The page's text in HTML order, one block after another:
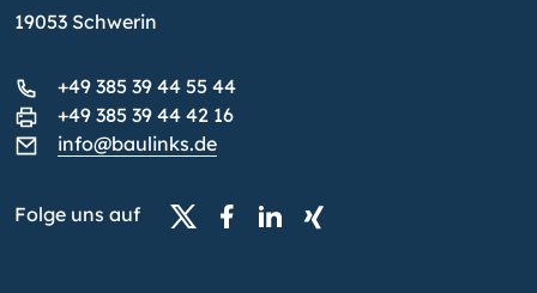
19053 Schwerin
+49 385 39 44 55 44
+49 385 39 44 42 16
info@baulinks.de
Folge uns auf